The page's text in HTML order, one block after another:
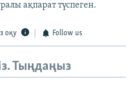
ақпарат түспеген.
оқу Follow us
Тыңдаңыз